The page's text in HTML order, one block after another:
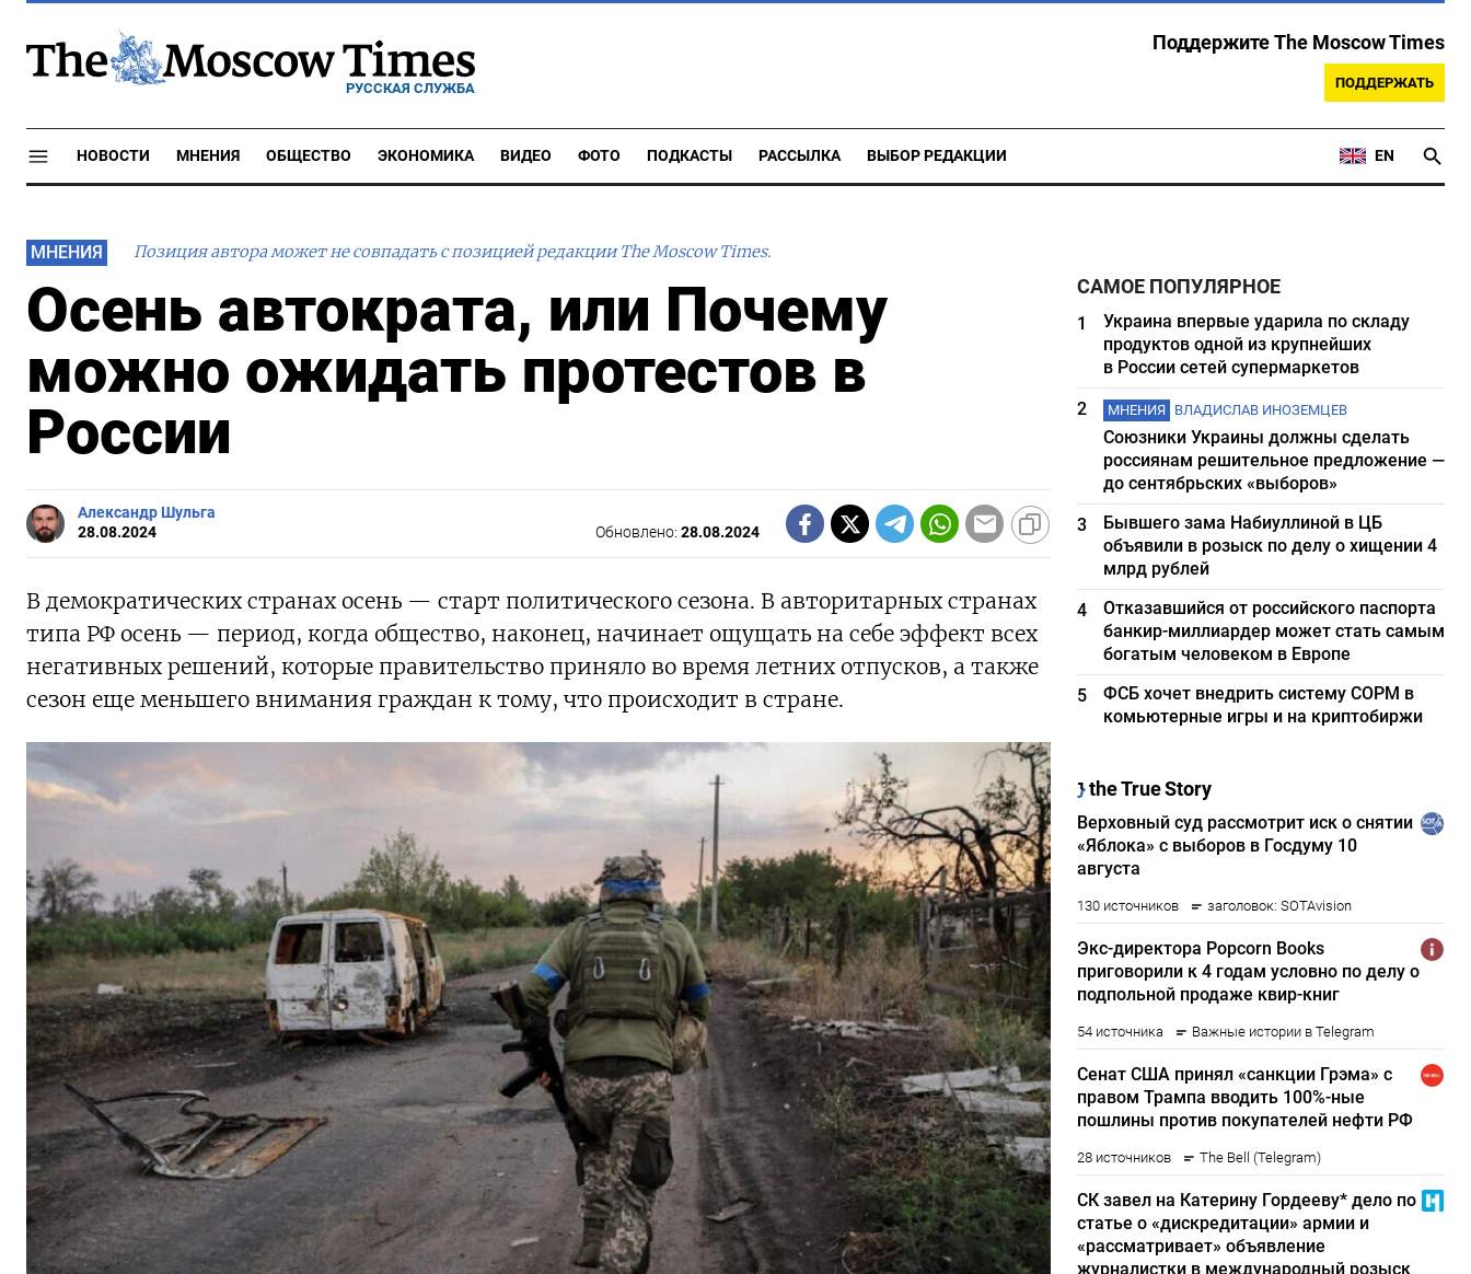
РУССКАЯ СЛУЖБА
Поддержите The Moscow Times
ПОДДЕРЖАТЬ
НОВОСТИ МНЕНИЯ ОБЩЕСТВО ЭКОНОМИКА ВИДЕО ФОТО ПОДКАСТЫ РАССЫЛКА ВЫБОР РЕДАКЦИИ EN
МНЕНИЯ Позиция автора может не совпадать с позицией редакции The Moscow Times.
Осень автократа, или Почему
можно ожидать протестов в
России
Александр Шульга
28.08.2024
Обновлено:28.08.2024
В демократических странах осень — старт политического сезона. В авторитарных странах
типа РФ осень — период, когда общество, наконец, начинает ощущать на себе эффект всех
негативных решений, которые правительство приняло во время летних отпусков, а также
сезон еще меньшего внимания граждан к тому, что происходит в стране.
САМОЕ ПОПУЛЯРНОЕ
1
Украина впервые ударила по складу
продуктов одной из крупнейших
в России сетей супермаркетов
2
МНЕНИЯ ВЛАДИСЛАВ ИНОЗЕМЦЕВ
Союзники Украины должны сделать
россиянам решительное предложение —
до сентябрьских «выборов»
3
Бывшего зама Набиуллиной в ЦБ
объявили в розыск по делу о хищении 4
млрд рублей
4
Отказавшийся от российского паспорта
банкир-миллиардер может стать самым
богатым человеком в Европе
5
ФСБ хочет внедрить систему СОРМ в
комьютерные игры и на криптобиржи